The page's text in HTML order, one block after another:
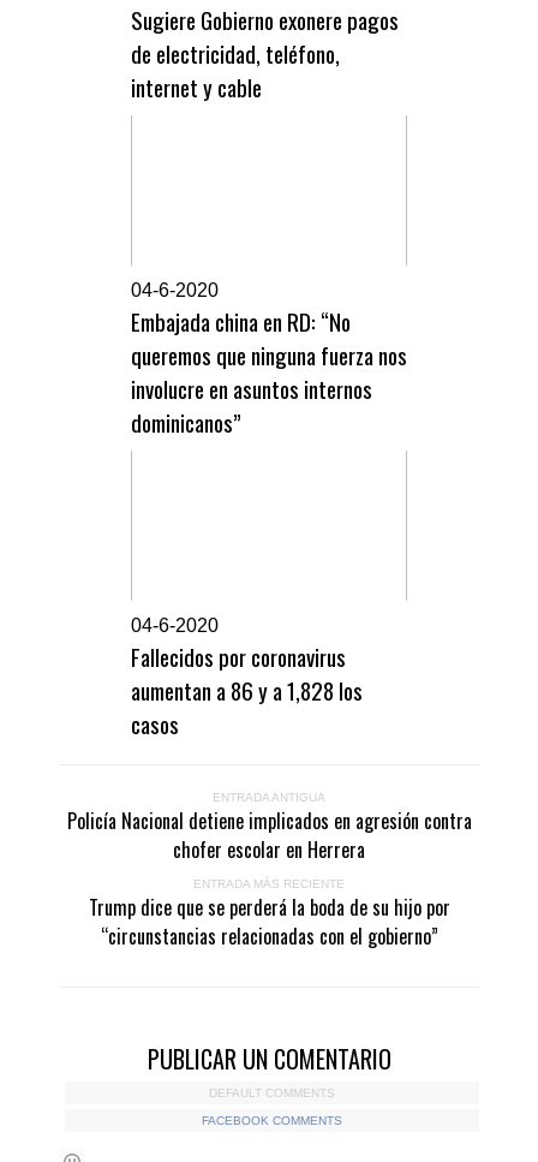
Sugiere Gobierno exonere pagos
de electricidad, teléfono,
internet y cable
04-6-2020
Embajada china en RD: “No
queremos que ninguna fuerza nos
involucre en asuntos internos
dominicanos”
04-6-2020
Fallecidos por coronavirus
aumentan a 86 y a 1,828 los
casos
ENTRADA ANTIGUA
Policía Nacional detiene implicados en agresión contra
chofer escolar en Herrera
ENTRADA MÁS RECIENTE
Trump dice que se perderá la boda de su hijo por
“circunstancias relacionadas con el gobierno”
PUBLICAR UN COMENTARIO
DEFAULT COMMENTS
FACEBOOK COMMENTS